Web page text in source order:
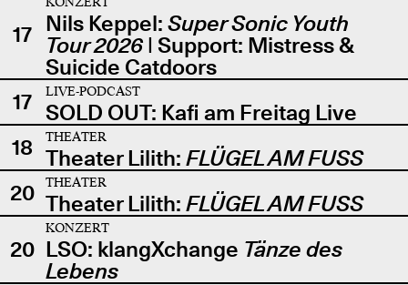
17 Nils Keppel: Super Sonic Youth
Tour 2026| Support: Mistress &
Suicide Catdoors
17
LIVE-PODCAST
SOLD OUT: Kafi am Freitag Live
18
THEATER
Theater Lilith: FLÜGEL AM FUSS
20
THEATER
Theater Lilith: FLÜGEL AM FUSS
20
KONZERT
LSO: klangXchange Tänze des
Lebens